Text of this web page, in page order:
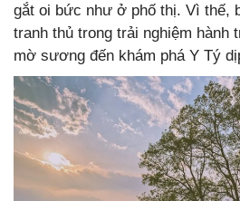
gắt oi bức như ở phố thị. Vì thế,
tranh thủ trong trải nghiệm hành
mờ sương đến khám phá Y Tý